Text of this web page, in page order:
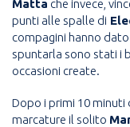
Matta che invece,
punti alle spalle di
compagini hanno
spuntarla sono stati i
occasioni create.
Dopo i primi 10 minuti
marcature il solito